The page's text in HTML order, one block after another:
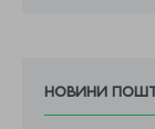
новини